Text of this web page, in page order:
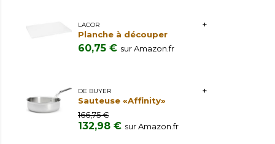
LACOR
Planche à découper
60,75 € sur Amazon.fr
DE BUYER
Sauteuse «Affinity»
166,75 €
132,98 € sur Amazon.fr